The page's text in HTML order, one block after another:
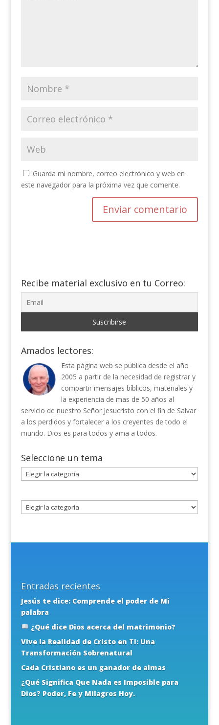
Guarda mi nombre, correo electrónico y web en
este navegador para la próxima vez que comente.
Recibe material exclusivo en tu Correo:
Amados lectores:
Esta página web se publica desde el año
2005 a partir de la necesidad de registrar y
compartir mensajes bíblicos, materiales y
la experiencia de mas de 50 años al
servicio de nuestro Señor Jesucristo con el fin de Salvar
a los perdidos y fortalecer a los creyentes de todo el
mundo. Dios es para todos y ama a todos.
Seleccione un tema
Seleccione
un
Entradas recientes
Jesús te dice: Comprende el poder de Mi
palabra
¿Qué dice Dios acerca del matrimonio?
Vive la Realidad de Cristo en Ti: Una
Transformación Sobrenatural
Cada Cristiano es un ganador de almas
¿Qué Significa Que Nada es Imposible para
Dios? Poder, Fe y Milagros Hoy.